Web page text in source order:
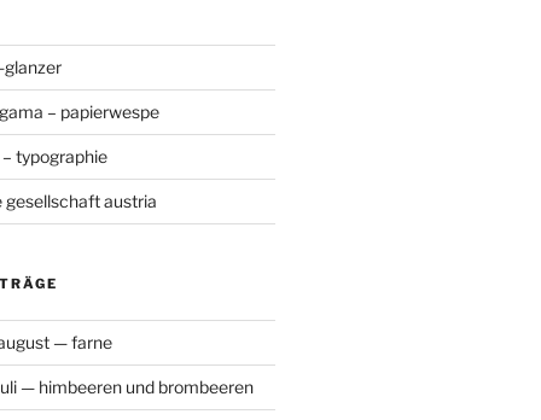
– papierwespe
typographie
austria
— farne
— himbeeren und brombeeren